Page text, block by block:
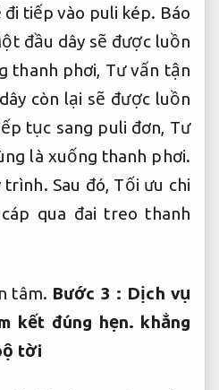
đi tiếp vào puli kép. Báo
đầu dây sẽ được luồn
thanh phơi, Tư vấn tận
còn lại sẽ được luồn
tục sang puli đơn, Tư
là xuống thanh phơi.
trình. Sau đó, Tối ưu chi
qua đai treo thanh
tâm. Bước 3 : Dịch vụ
kết đúng hẹn. khẳng
tời